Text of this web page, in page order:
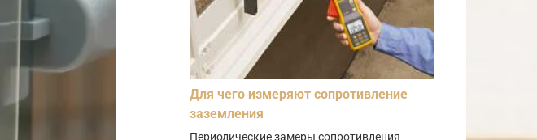
Для чего измеряют сопротивление
заземления
Периодические замеры сопротивления